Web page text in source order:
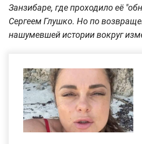
Занзибаре, где проходило её
Сергеем Глушко. Но по
нашумевшей истории вокруг